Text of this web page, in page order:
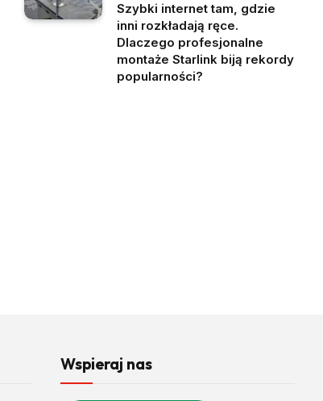
Szybki internet tam, gdzie
inni rozkładają ręce.
Dlaczego profesjonalne
montaże Starlink biją rekordy
popularności?
Wspieraj nas